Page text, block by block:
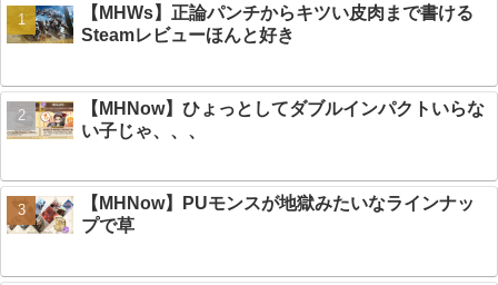
【MHWs】正論パンチからキツい皮肉まで書ける
Steamレビューほんと好き
【MHNow】ひょっとしてダブルインパクトいらな
い子じゃ、、、
【MHNow】PUモンスが地獄みたいなラインナッ
プで草